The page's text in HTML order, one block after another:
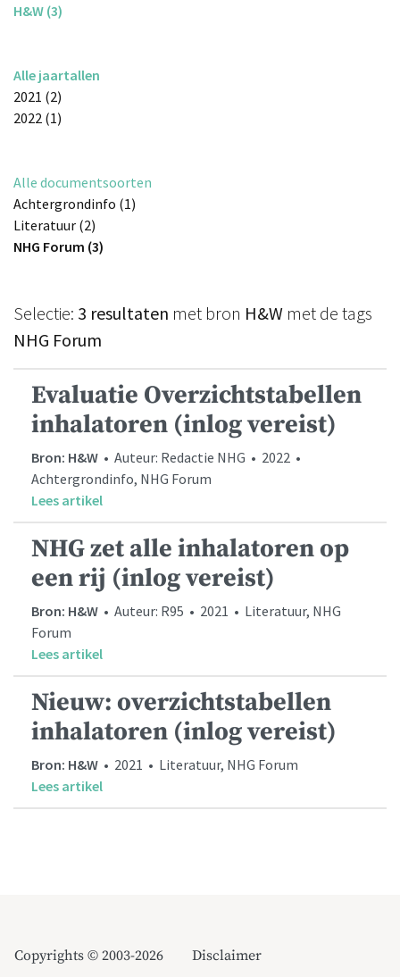
H&W (3)
Alle jaartallen
2021 (2)
2022 (1)
Alle documentsoorten
Achtergrondinfo (1)
Literatuur (2)
NHG Forum (3)
Selectie: 3 resultaten met bron H&W met de tags
NHG Forum
Evaluatie Overzichtstabellen
inhalatoren (inlog vereist)
Bron: H&W • Auteur: Redactie NHG • 2022 •
Achtergrondinfo, NHG Forum
Lees artikel
NHG zet alle inhalatoren op
een rij (inlog vereist)
Bron: H&W • Auteur: R95 • 2021 • Literatuur, NHG
Forum
Lees artikel
Nieuw: overzichtstabellen
inhalatoren (inlog vereist)
Bron: H&W • 2021 • Literatuur, NHG Forum
Lees artikel
Copyrights © 2003-2026 Disclaimer